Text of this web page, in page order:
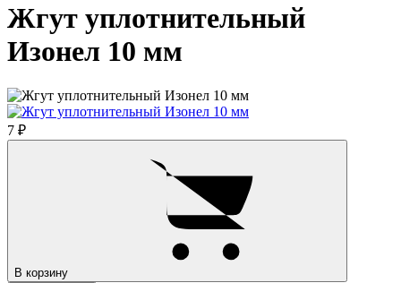
Жгут уплотнительный
Изонел 10 мм
7 ₽
В корзину